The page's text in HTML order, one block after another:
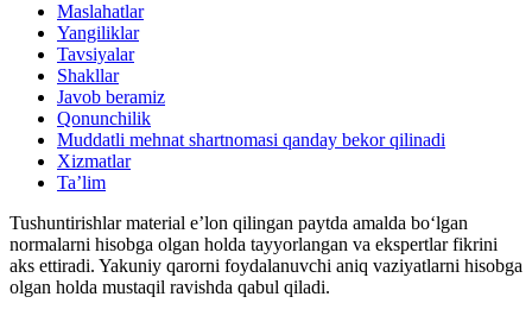
Maslahatlar
Yangiliklar
Tavsiyalar
Shakllar
Javob beramiz
Qonunchilik
Muddatli mehnat shartnomasi qanday bekor qilinadi
Xizmatlar
Ta’lim
Tushuntirishlar material e’lon qilingan paytda amalda boʻlgan
normalarni hisobga olgan holda tayyorlangan va ekspertlar fikrini
aks ettiradi. Yakuniy qarorni foydalanuvchi aniq vaziyatlarni hisobga
olgan holda mustaqil ravishda qabul qiladi.